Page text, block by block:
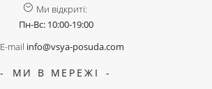
Ми відкриті:
Пн-Вс: 10:00-19:00
E-mail info@vsya-posuda.com
МИ В МЕРЕЖІ